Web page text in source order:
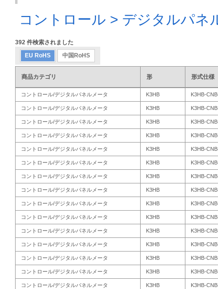
コントロール > デジタルパネ
392 件検索されました
EU RoHS
中国RoHS
商品カテゴリ 形 形式仕様
コントロール/デジタルパネルメータ K3HB K3HB-
コントロール/デジタルパネルメータ K3HB K3HB-
コントロール/デジタルパネルメータ K3HB K3HB-
コントロール/デジタルパネルメータ K3HB K3HB-
コントロール/デジタルパネルメータ K3HB K3HB-
コントロール/デジタルパネルメータ K3HB K3HB-
コントロール/デジタルパネルメータ K3HB K3HB-
コントロール/デジタルパネルメータ K3HB K3HB-
コントロール/デジタルパネルメータ K3HB K3HB-
コントロール/デジタルパネルメータ K3HB K3HB-
コントロール/デジタルパネルメータ K3HB K3HB-
コントロール/デジタルパネルメータ K3HB K3HB-
コントロール/デジタルパネルメータ K3HB K3HB-
コントロール/デジタルパネルメータ K3HB K3HB-
コントロール/デジタルパネルメータ K3HB K3HB-